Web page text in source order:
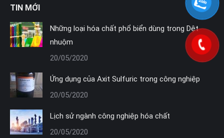
TIN MỚI
Những loại hóa chất phổ biển dùng trong Dệt
nhuộm
20/05/2020
Ứng dụng của Axit Sulfuric trong công nghiệp
20/05/2020
Lịch sử ngành công nghiệp hóa chất
20/05/2020